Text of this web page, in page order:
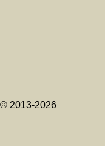
© 2013-2026